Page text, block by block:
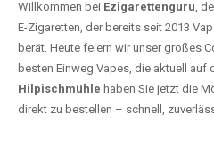
Willkommen bei Ezigarettenguru,
E-Zigaretten, der bereits seit 2013
berät. Heute feiern wir unser großes
besten Einweg Vapes, die aktuell auf
Hilpischmühle haben Sie jetzt die
direkt zu bestellen – schnell,